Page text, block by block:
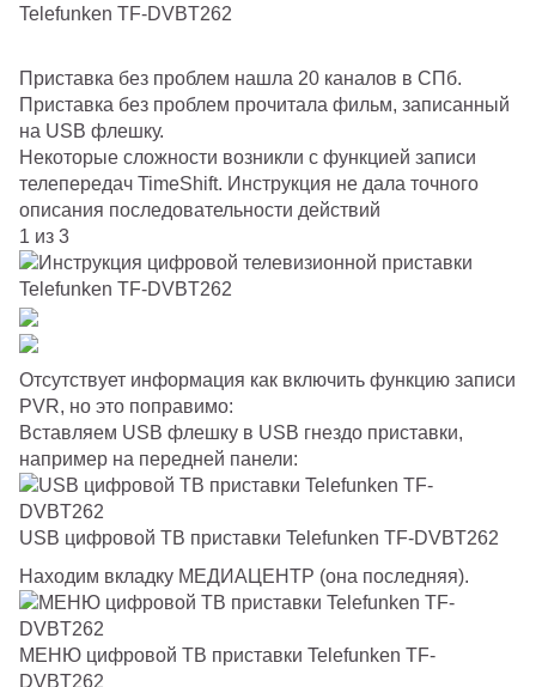
Telefunken TF-DVBT262
Приставка без проблем нашла 20 каналов в СПб.
Приставка без проблем прочитала фильм, записанный
на USB флешку.
Некоторые сложности возникли с функцией записи
телепередач TimeShift. Инструкция не дала точного
описания последовательности действий
1 из 3
Отсутствует информация как включить функцию записи
PVR, но это поправимо:
Вставляем USB флешку в USB гнездо приставки,
например на передней панели:
USB цифровой ТВ приставки Telefunken TF-DVBT262
Находим вкладку МЕДИАЦЕНТР (она последняя).
МЕНЮ цифровой ТВ приставки Telefunken TF-
DVBT262